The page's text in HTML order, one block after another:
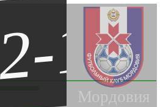
Мордовия
2-1